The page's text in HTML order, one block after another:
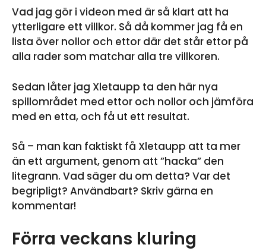
Vad jag gör i videon med är så klart att ha
ytterligare ett villkor. Så då kommer jag få en
lista över nollor och ettor där det står ettor på
alla rader som matchar alla tre villkoren.
Sedan låter jag Xletaupp ta den här nya
spillområdet med ettor och nollor och jämföra
med en etta, och få ut ett resultat.
Så – man kan faktiskt få Xletaupp att ta mer
än ett argument, genom att ”hacka” den
litegrann. Vad säger du om detta? Var det
begripligt? Användbart? Skriv gärna en
kommentar!
Förra veckans kluring